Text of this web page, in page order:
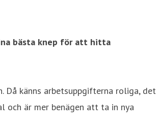
bästa knep för att hitta
Då känns arbetsuppgifterna roliga, det
är mer benägen att ta in nya